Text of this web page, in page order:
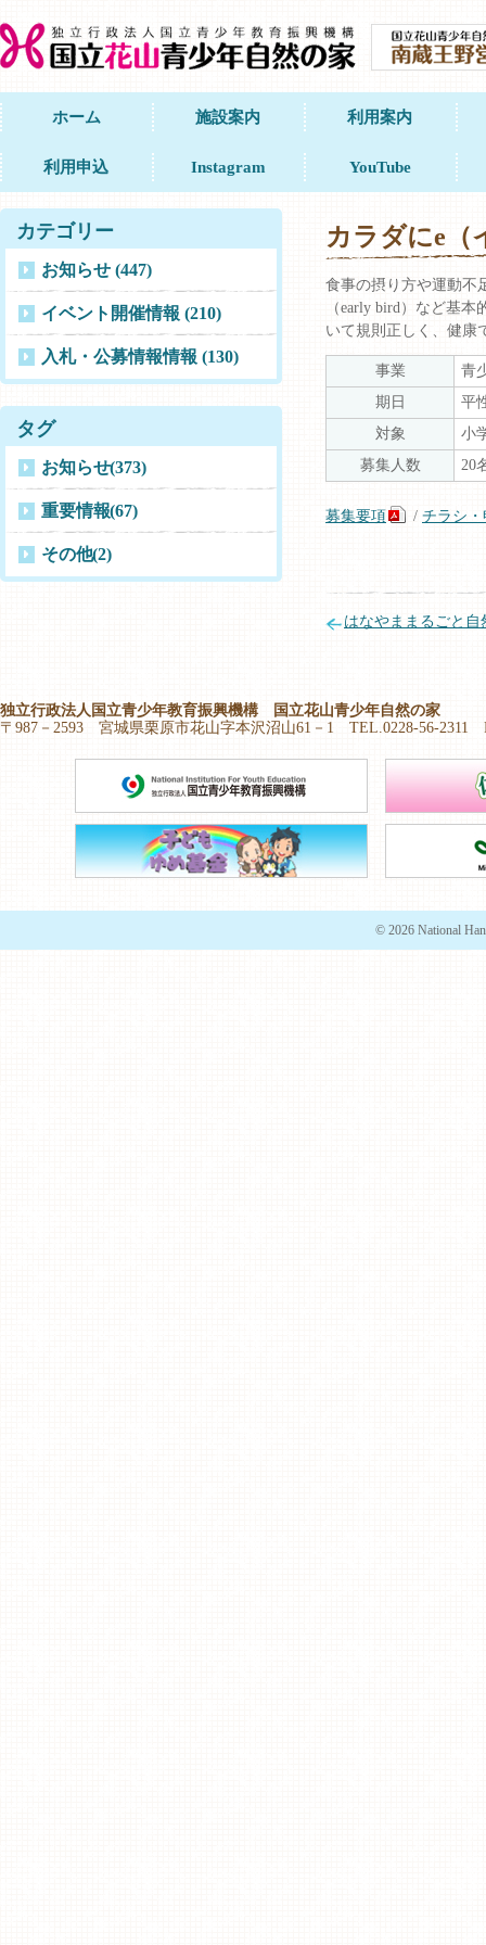
ホーム 施設案内 利用案内
利用申込 Instagram YouTube
カラダにe（
食事の摂り方や運動不
（early bird）など基
いて規則正しく、健康
事業
青
期日
平
対象
小
募集人数
20
募集要項 / チラシ
はなやままるごと自
カテゴリー
お知らせ (447)
イベント開催情報 (210)
入札・公募情報情報 (130)
タグ
お知らせ(373)
重要情報(67)
その他(2)
独立行政法人国立青少年教育振興機構 国立花山青少年自然の家
〒987－2593 宮城県栗原市花山字本沢沼山61－1 TEL.0228-56-2311
© 2026 National